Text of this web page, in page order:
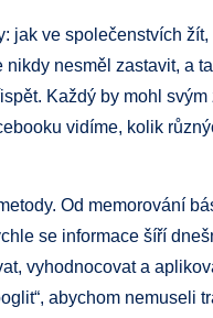
jak ve společenstvích
nikdy nesměl zastavit, a
Každý by mohl
vidíme, kolik
Od memorování
se informace šíří
vyhodnocovat a
abychom nemuseli